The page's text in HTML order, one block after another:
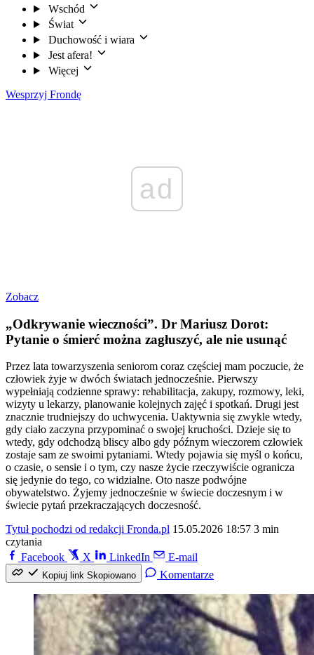
Wschód
Świat
Duchowość i wiara
Jest afera!
Więcej
Wesprzyj Frondę
ad
Zobacz
„Odkrywanie wieczności”. Dr Mariusz Dorot:
Pytanie o śmierć można zagłuszyć, ale nie usunąć
Przez lata towarzyszenia seniorom coraz częściej mam poczucie, że
człowiek żyje w dwóch światach jednocześnie. Pierwszy
wypełniają codzienne sprawy: rehabilitacja, zakupy, rozmowy, leki,
wizyty u lekarzy, planowanie kolejnych zajęć i spotkań. Drugi jest
znacznie trudniejszy do uchwycenia. Uaktywnia się zwykle wtedy,
gdy ciało zaczyna przypominać o swojej kruchości. Dzieje się to
wtedy, gdy odchodzą bliscy albo gdy późnym wieczorem człowiek
zostaje sam ze swoimi pytaniami. Wtedy pojawia się myśl o końcu,
o czasie, o sensie i o tym, czy nasze życie rzeczywiście ogranicza
się jedynie do tego, co widzialne. Oto nasze podwójne
obywatelstwo. Żyjemy jednocześnie w świecie doczesnym i w
świecie pytań przekraczających doczesność.
Tytuł pochodzi od redakcji Fronda.pl 15.05.2026 18:57 3 min
czytania
Facebook
X LinkedIn E-mail
Kopiuj link Skopiowano Komentarze